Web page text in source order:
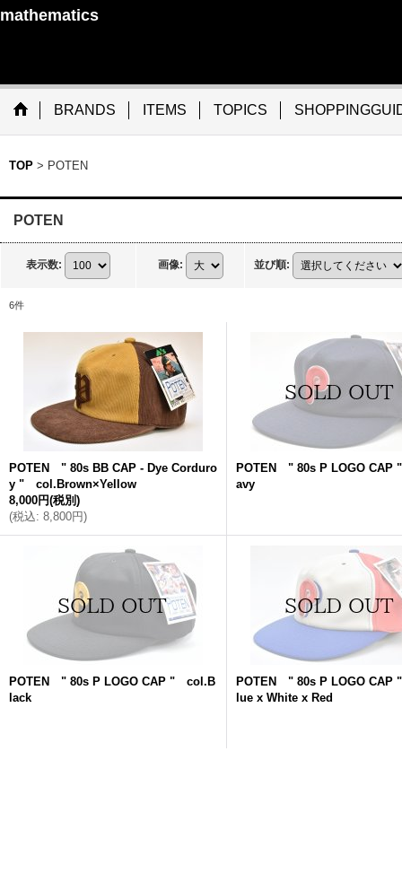
mathematics
BRANDS ITEMS TOPICS
TOP > POTEN
POTEN
表示数: 画像: 並び順:
6件
POTEN " 80s BB CAP - Dye Corduro
y " col.Brown×Yellow
8,000円(税別)
(税込: 8,800円)
POTEN " 80s P LOGO
avy
POTEN " 80s P LOGO CAP " col.B
lack
POTEN " 80s P LOGO
lue x White x Red